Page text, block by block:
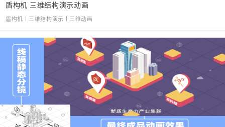
盾构机 三维结构演示动画
盾构机丨三维结构演示丨三维动画